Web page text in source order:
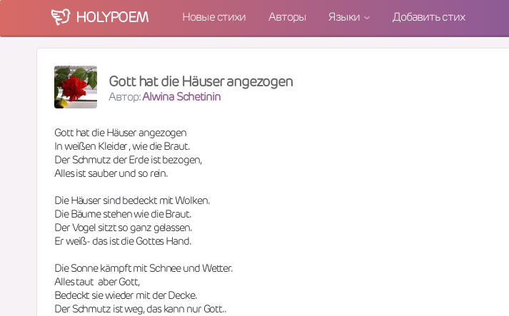
HOLYPOEM Новые стихи Авторы Языки Добавить стих
Gott hat die Häuser angezogen
Автор:Alwina Schetinin
Gott hat die Häuser angezogen
In weißen Kleider , wie die Braut.
Der Schmutz der Erde ist bezogen,
Alles ist sauber und so rein.
Die Häuser sind bedeckt mit Wolken.
Die Bäume stehen wie die Braut.
Der Vogel sitzt so ganz gelassen.
Er weiß- das ist die Gottes Hand.
Die Sonne kämpft mit Schnee und Wetter.
Alles taut  aber Gott,
Bedeckt sie wieder mit der Decke.
Der Schmutz ist weg, das kann nur Gott..